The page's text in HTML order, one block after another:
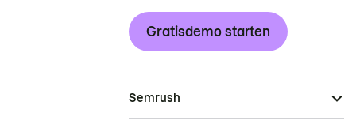
Gratisdemo starten
Semrush